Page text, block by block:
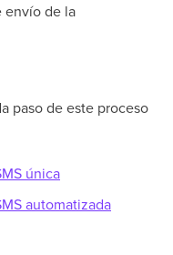
envío de la
paso de este proceso
única
automatizada